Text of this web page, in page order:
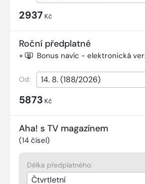
2937 Kč
Roční předplatné
+ Bonus navíc - elektronická
Od:
5873 Kč
Aha! s TV magazínem
(14 čísel)
Délka předplatného: